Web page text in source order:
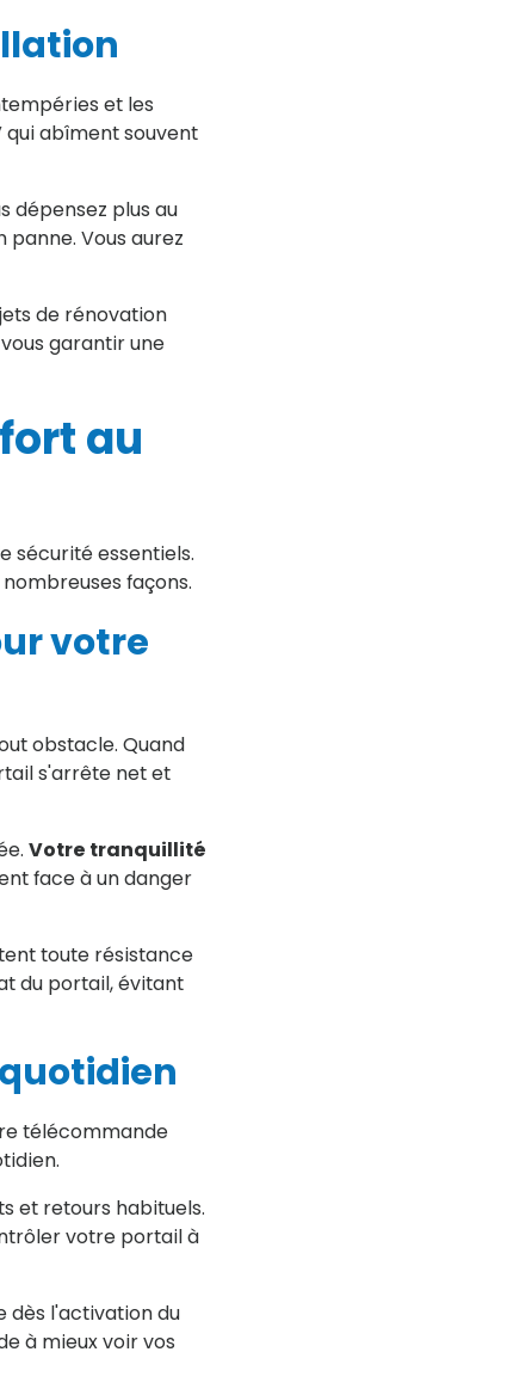
et les
qui abîment souvent
dépensez plus au
Vous aurez
de rénovation
garantir une
au
sécurité essentiels.
façons.
votre
obstacle. Quand
s'arrête net et
Votre tranquillité
face à un danger
toute résistance
du portail, évitant
télécommande
et retours habituels.
votre portail à
dès l'activation du
à mieux voir vos